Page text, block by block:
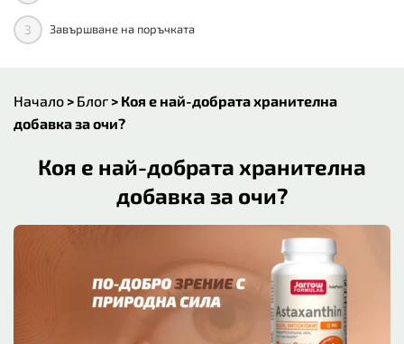
3 Завършване на поръчката
Начало > Блог > Коя е най-добрата хранителна
добавка за очи?
Коя е най-добрата хранителна
добавка за очи?